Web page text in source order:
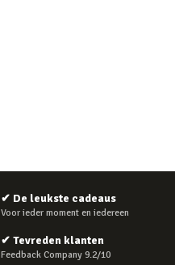
✔ De leukste cadeaus
Voor ieder moment en iedereen
✔ Tevreden klanten
Feedback Company 9.2/10